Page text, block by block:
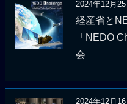
2024年12月25
経産省と
「NEDO
会
2024年12月16